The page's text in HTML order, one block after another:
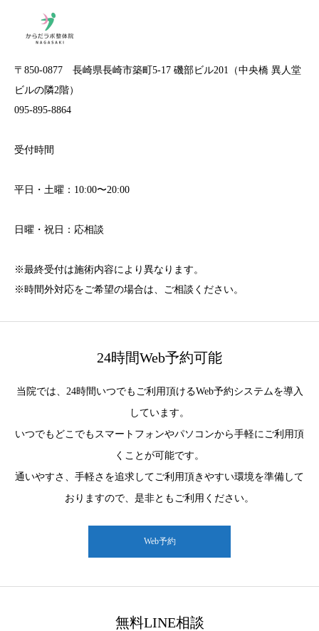
〒850-0877 長崎県長崎市築町5-17 磯部ビル201（中央橋 異人堂
ビルの隣2階）
095-895-8864
受付時間
平日・土曜：10:00〜20:00
日曜・祝日：応相談
※最終受付は施術内容により異なります。
※時間外対応をご希望の場合は、ご相談ください。
24時間Web予約可能
当院では、24時間いつでもご利用頂けるWeb予約システムを導入
しています。
いつでもどこでもスマートフォンやパソコンから手軽にご利用頂
くことが可能です。
通いやすさ、手軽さを追求してご利用頂きやすい環境を準備して
おりますので、是非ともご利用ください。
Web予約
無料LINE相談